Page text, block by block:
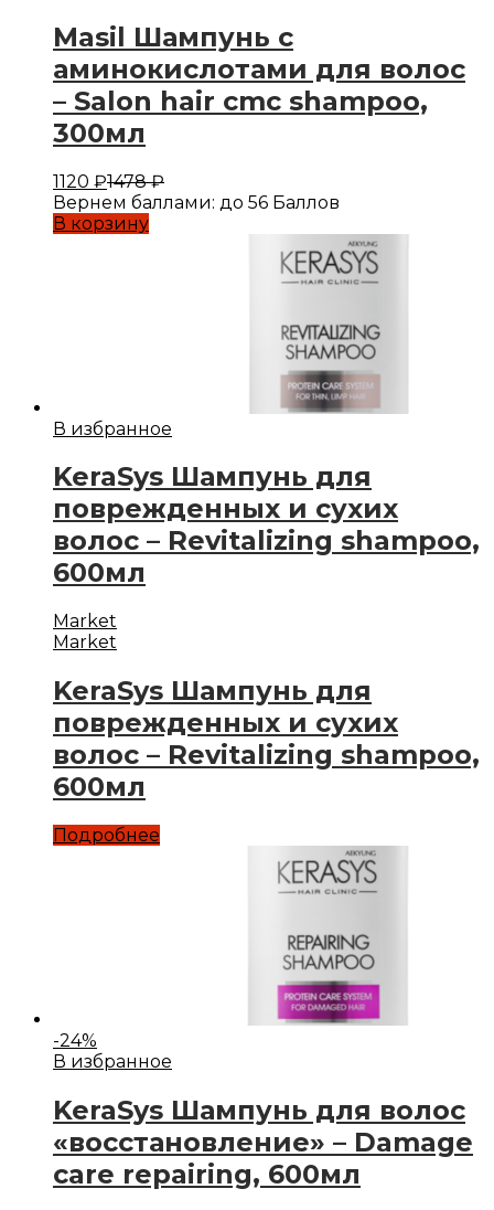
Masil Шампунь с
аминокислотами для волос
– Salon hair cmc shampoo,
300мл
1120 ₽1478₽
Вернем баллами: до 56 Баллов
В корзину
В избранное
KeraSys Шампунь для
поврежденных и сухих
волос – Revitalizing shampoo,
600мл
Market
Market
KeraSys Шампунь для
поврежденных и сухих
волос – Revitalizing shampoo,
600мл
Подробнее
-24%
В избранное
KeraSys Шампунь для волос
«восстановление» – Damage
care repairing, 600мл